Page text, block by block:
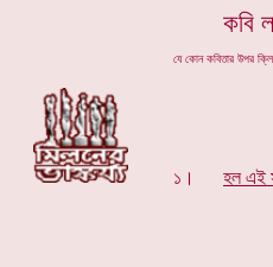
কবি
যে কোন কবিতার উপর
১। হল এই